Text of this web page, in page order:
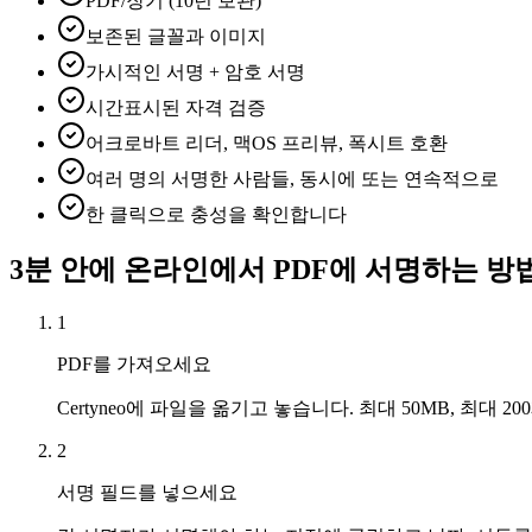
보존된 글꼴과 이미지
가시적인 서명 + 암호 서명
시간표시된 자격 검증
어크로바트 리더, 맥OS 프리뷰, 폭시트 호환
여러 명의 서명한 사람들, 동시에 또는 연속적으로
한 클릭으로 충성을 확인합니다
3분 안에 온라인에서 PDF에 서명하는 방
1
PDF를 가져오세요
Certyneo에 파일을 옮기고 놓습니다. 최대 50MB, 최대
2
서명 필드를 넣으세요